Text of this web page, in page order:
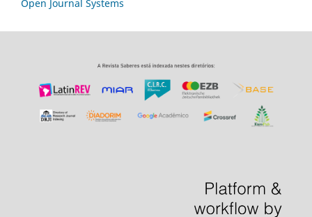
Open Journal Systems